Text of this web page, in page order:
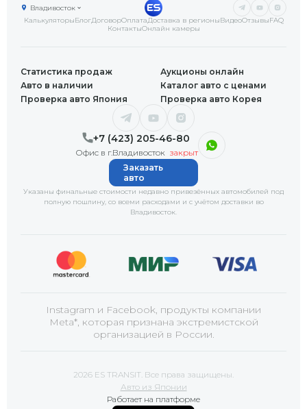
КалькуляторыБлогДоговорОплатаДоставка в регионыВидеоОтзывыFAQ
КонтактыОнлайн камеры
Владивосток
+7 (423) 205-46-80
Офис в г.Владивосток закрыт
Статистика продаж
Аукционы онлайн
Авто в наличии
Каталог авто с ценами
Проверка авто Япония
Проверка авто Корея
Указаны финальные стоимости недавно привезённых автомобилей под
полную пошлину, со всеми расходами и с учётом доставки во
Владивосток.
Заказать
авто
Instagram и Facebook, продукты компании
Meta*, которая признана экстремистской
организацией в России.
2026 ES TRANSIT. Все права защищены.
Авто из Японии
Работает на платформе